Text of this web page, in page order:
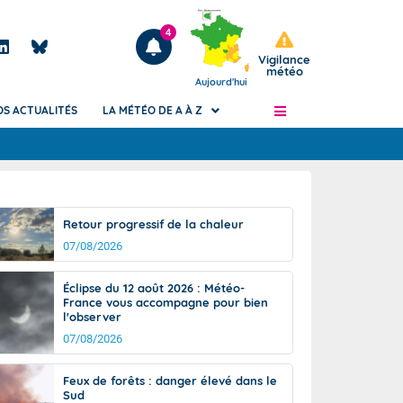
Articles
4
Aujourd'hui
Vigilance
météo
de
Phénomènes dangereux de J+2 à J+7
Avertissement pluies intenses à l'échelle
des communes (Apic)
Bulletins Marine
Bulletins d'estimation du risque
d'avalanche
Météo des forêts
Vigicrues
ACTUALITÉS LA MÉTÉO DE A À Z
Retour progressif de la chaleur
07/08/2026
Éclipse du 12 août 2026 : Météo-
France vous accompagne pour bien
l'observer
07/08/2026
Feux de forêts : danger élevé dans le
Sud